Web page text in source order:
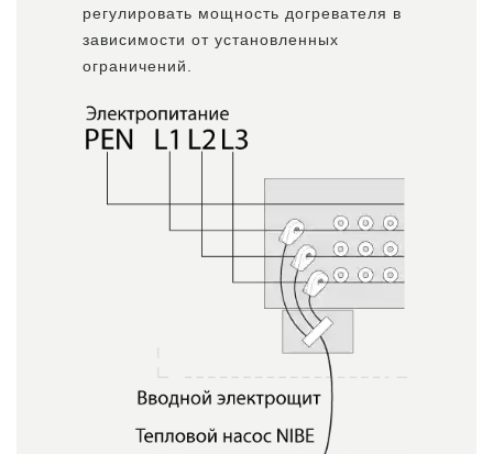
регулировать мощность догревателя в
зависимости от установленных
ограничений.